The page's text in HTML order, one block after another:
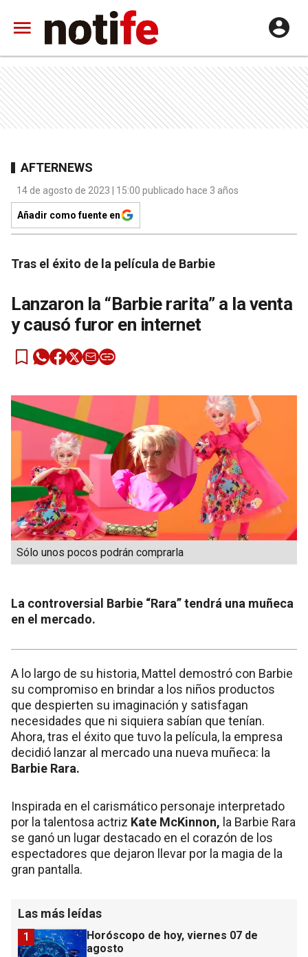
AFTERNEWS
14 de agosto de 2023 | 15:00 publicado hace 3 años
Añadir como fuente en
Tras el éxito de la película de Barbie
Lanzaron la “Barbie rarita” a la venta
y causó furor en internet
Sólo unos pocos podrán comprarla
La controversial Barbie “Rara” tendrá una muñeca
en el mercado.
A lo largo de su historia, Mattel demostró con Barbie
su compromiso en brindar a los niños productos
que despierten su imaginación y satisfagan
necesidades que ni siquiera sabían que tenían.
Ahora, tras el éxito que tuvo la película, la empresa
decidió lanzar al mercado una nueva muñeca: la
Barbie Rara.
Inspirada en el carismático personaje interpretado
por la talentosa actriz Kate McKinnon, la Barbie Rara
se ganó un lugar destacado en el corazón de los
espectadores que dejaron llevar por la magia de la
gran pantalla.
Las más leídas
Horóscopo de hoy, viernes 07 de
agosto
1